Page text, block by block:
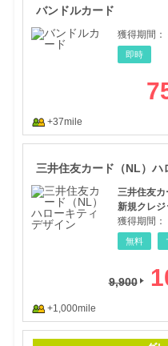
バンドルカード
獲得期間：
即時
+37mile
三井住友カード（NL）ハ
三井住友
新規クレ
獲得期間：
無料
9,900
+1,000mile